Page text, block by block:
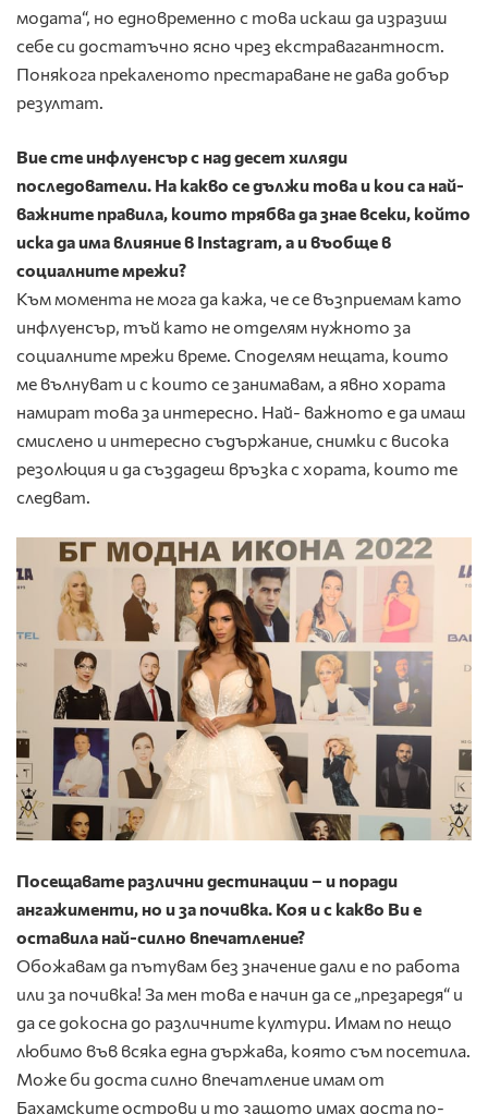
модата“, но едновременно с това искаш да изразиш
себе си достатъчно ясно чрез екстравагантност.
Понякога прекаленото престараване не дава добър
резултат.
Вие сте инфлуенсър с над десет хиляди
последователи. На какво се дължи това и кои са най-
важните правила, които трябва да знае всеки, който
иска да има влияние в Instagram, а и въобще в
социалните мрежи?
Към момента не мога да кажа, че се възприемам като
инфлуенсър, тъй като не отделям нужното за
социалните мрежи време. Споделям нещата, които
ме вълнуват и с които се занимавам, а явно хората
намират това за интересно. Най- важното е да имаш
смислено и интересно съдържание, снимки с висока
резолюция и да създадеш връзка с хората, които те
следват.
Посещавате различни дестинации – и поради
ангажименти, но и за почивка. Коя и с какво Ви е
оставила най-силно впечатление?
Обожавам да пътувам без значение дали е по работа
или за почивка! За мен това е начин да се „презаредя“ и
да се докосна до различните култури. Имам по нещо
любимо във всяка една държава, която съм посетила.
Може би доста силно впечатление имам от
Бахамските острови и то защото имах доста по-